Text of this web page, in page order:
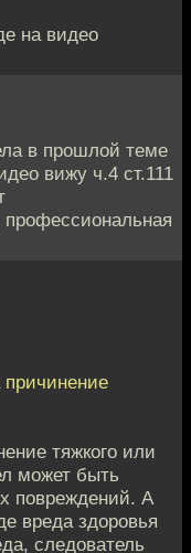
на видео
в прошлой теме
вижу ч.4 ст.111
тяжкого или
может быть
повреждений. А
вреда здоровья
следователь